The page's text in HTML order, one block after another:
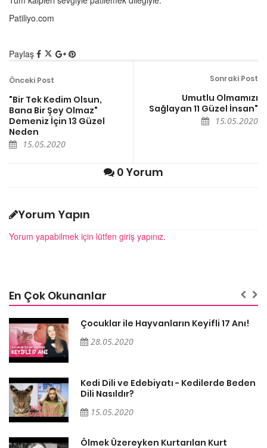
Patiliyo.com
Paylaş
Önceki Post
"Bir Tek Kedim Olsun,
Bana Bir Şey Olmaz"
Demeniz İçin 13 Güzel
Neden
15.05.2020
Sonraki Post
Umutlu Olmamızı
Sağlayan 11 Güzel İnsan"
15.05.2020
0 Yorum
Yorum Yapın
Yorum yapabilmek için lütfen giriş yapınız.
En Çok Okunanlar
Çocuklar ile Hayvanların Keyifli 17 Anı!
28.05.2020
Kedi Dili ve Edebiyatı - Kedilerde Beden
Dili Nasıldır?
15.05.2020
Ölmek Üzereyken Kurtarılan Kurt